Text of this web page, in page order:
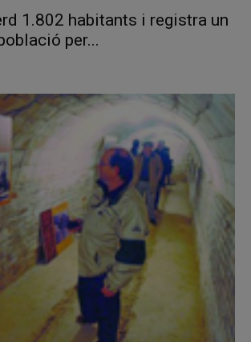
1.802 habitants i registra un
per...